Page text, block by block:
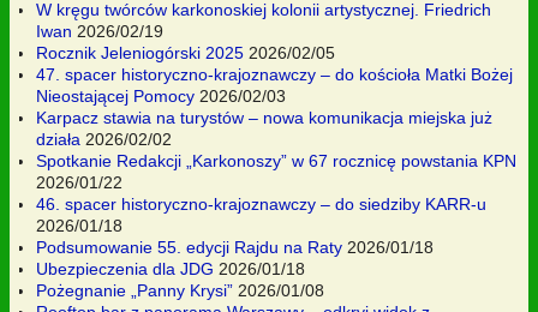
W kręgu twórców karkonoskiej kolonii artystycznej. Friedrich
Iwan 2026/02/19
Rocznik Jeleniogórski 2025 2026/02/05
47. spacer historyczno-krajoznawczy – do kościoła Matki Bożej
Nieostającej Pomocy 2026/02/03
Karpacz stawia na turystów – nowa komunikacja miejska już
działa 2026/02/02
Spotkanie Redakcji „Karkonoszy” w 67 rocznicę powstania KPN
2026/01/22
46. spacer historyczno-krajoznawczy – do siedziby KARR-u
2026/01/18
Podsumowanie 55. edycji Rajdu na Raty 2026/01/18
Ubezpieczenia dla JDG 2026/01/18
Pożegnanie „Panny Krysi” 2026/01/08